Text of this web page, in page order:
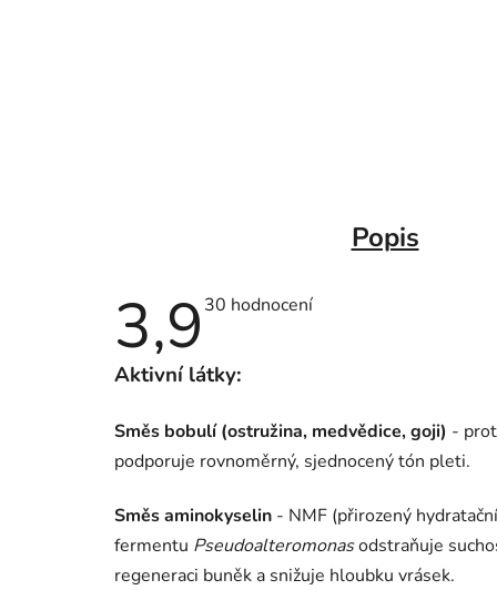
Popis
3,9 Průměrné
3,9
hvězdiček.
30 hodnocení
Aktivní látky:
Směs bobulí (ostružina, medvědice, goji) -
podporuje rovnoměrný, sjednocený tón pleti.
Směs aminokyselin - NMF (přirozený
fermentu Pseudoalteromonasodstraňuje
regeneraci buněk a snižuje hloubku vrásek.